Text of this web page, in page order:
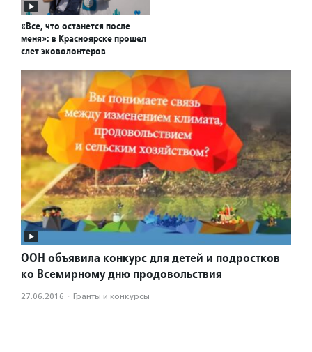
«Все, что останется после
меня»: в Красноярске прошел
слет эковолонтеров
ООН объявила конкурс для детей и подростков
ко Всемирному дню продовольствия
27.06.2016 · Гранты и конкурсы